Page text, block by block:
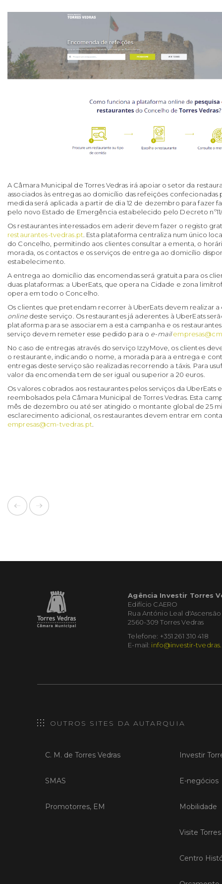
A Câmara Municipal de Torres Vedras irá apoiar o setor da
associados às entregas ao domicílio das refeições confecionadas
medida será aplicada a partir de dia 12 de dezembro para fazer
pelo novo Estado de Emergência estabelecido pelo Decreto
Os restaurantes interessados em aderir devem fazer o registo
restaurantes-tvedras.pt. Esta plataforma centraliza num único
do Concelho, permitindo aos clientes consultar a ementa, o
morada, os contactos e os serviços de entrega ao domicílio
estabelecimento.
A entrega ao domicílio das encomendas será gratuita para os
duas plataformas: a UberEats, que opera na Cidade e zona
opera em todo o Concelho.
Os clientes que pretendam recorrer à UberEats devem realizar
onlinedeste serviço. Os restaurantes já aderentes à UberEats
plataforma para se associarem a esta campanha e os
serviço devem remeter esse pedido para o e-mail
No caso de entregas através do serviço IzzyMove, os clientes
o restaurante, indicando o nome, a morada para a entrega e
entregas deste serviço são realizadas recorrendo a táxis. Para
valor da encomenda tem de ser igual ou superior a 20 euros.
Os valores cobrados aos restaurantes pelos serviços da UberEats
reembolsados pela Câmara Municipal de Torres Vedras. Esta
mês de dezembro ou até ser atingido o montante global de 25
esclarecimento adicional, os restaurantes devem entrar em
empresas@cm-tvedras.pt.
Agência Investir Torres
Edifício CAERO
Rua António Leal d'Ascensão
2560-309 Torres Vedras
Telefone: +351 261 310 418
E-mail: info@investir-
OUTROS SITES DA AUTARQUIA
C. M. de Torres Vedras
SMAS
Promotorres, EM
Investir
E-negócios
Mobilidade
Visite
Centro